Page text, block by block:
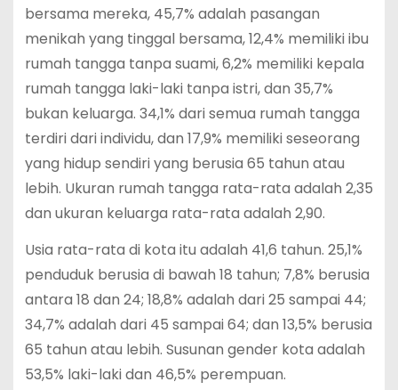
bersama mereka, 45,7% adalah pasangan
menikah yang tinggal bersama, 12,4% memiliki ibu
rumah tangga tanpa suami, 6,2% memiliki kepala
rumah tangga laki-laki tanpa istri, dan 35,7%
bukan keluarga. 34,1% dari semua rumah tangga
terdiri dari individu, dan 17,9% memiliki seseorang
yang hidup sendiri yang berusia 65 tahun atau
lebih. Ukuran rumah tangga rata-rata adalah 2,35
dan ukuran keluarga rata-rata adalah 2,90.
Usia rata-rata di kota itu adalah 41,6 tahun. 25,1%
penduduk berusia di bawah 18 tahun; 7,8% berusia
antara 18 dan 24; 18,8% adalah dari 25 sampai 44;
34,7% adalah dari 45 sampai 64; dan 13,5% berusia
65 tahun atau lebih. Susunan gender kota adalah
53,5% laki-laki dan 46,5% perempuan.